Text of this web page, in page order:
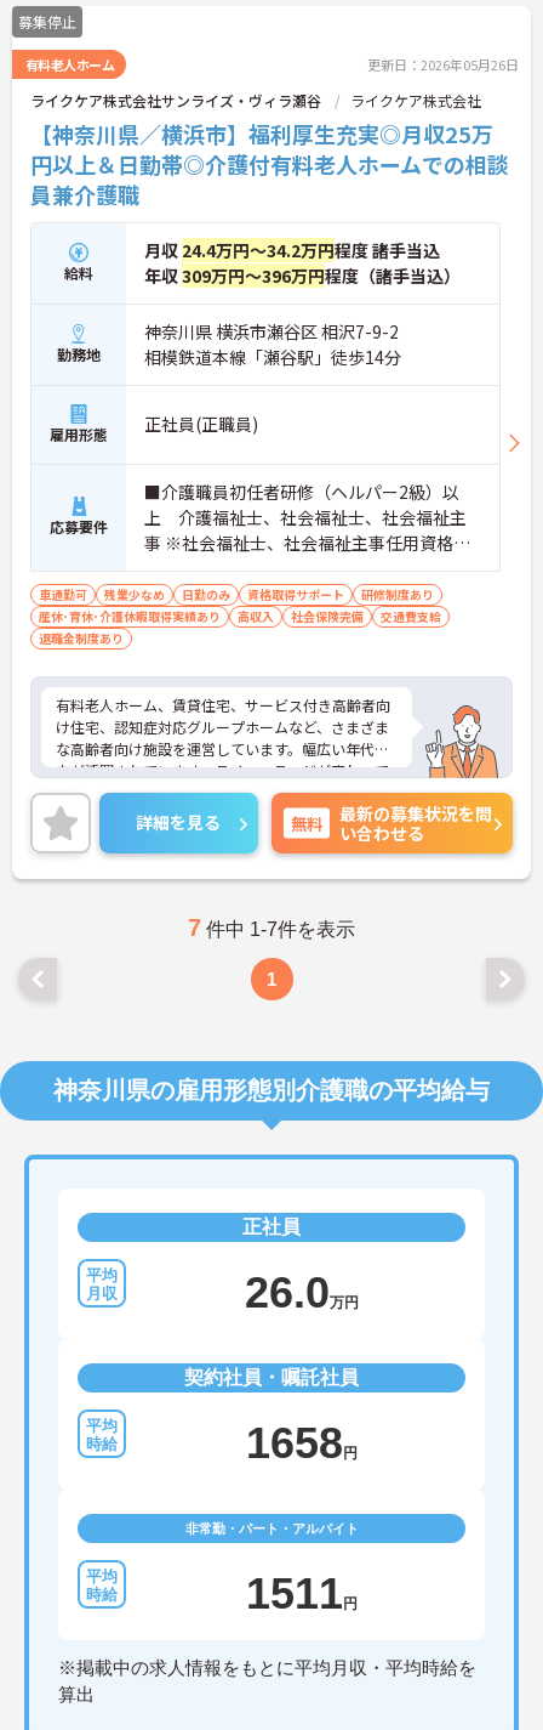
募集停止
有料老人ホーム 更新日：2026年05月26日
ライクケア株式会社サンライズ・ヴィラ瀬谷 ライクケア株式会社
【神奈川県／横浜市】福利厚生充実◎月収25万
円以上＆日勤帯◎介護付有料老人ホームでの相談
員兼介護職
給料
月収 24.4万円～34.2万円程度 諸手当込
年収309万円～396万円程度（諸手当込）
勤務地
神奈川県 横浜市瀬谷区 相沢7-9-2
相模鉄道本線「瀬谷駅」徒歩14分
雇用形態 正社員(正職員)
応募要件
■介護職員初任者研修（ヘルパー2級）以
上 介護福祉士、社会福祉士、社会福祉主
事 ※社会福祉士、社会福祉主事任用資格の
ある方歓 ■普通自動車免許 車運転必須
車通勤可 残業少なめ 日勤のみ 資格取得サポート
研修制度あり
産休･育休･介護休暇取得実績あり
高収入 社会保険完備
交通費支給
退職金制度あり
有料老人ホーム、賃貸住宅、サービス付き高齢者向
け住宅、認知症対応グループホームなど、さまざま
な高齢者向け施設を運営しています。幅広い年代の
方が活躍されています。ライフステージが変わって
も長く働ける環境です。福利厚生も整っており、待
遇面も魅力の一つです。ご興味のある方は面接ポイ
ントなどをお伝えいたしますので、是非お気軽にお
問い合わせください！
詳細を見る 無料
最新の募集状況を問
い合わせる
7 件中 1-7件を表示
1
神奈川県の雇用形態別介護職の平均給与
正社員
26.0万円
契約社員・嘱託社員
1658 円
非常勤・パート・アルバイト
1511 円
※掲載中の求人情報をもとに平均月収・平均時給を
算出